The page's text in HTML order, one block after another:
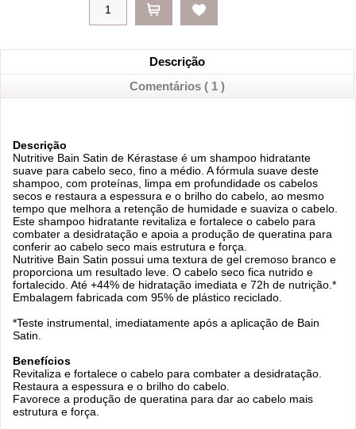
Descrição
Comentários ( 1 )
Descrição
Nutritive Bain Satin de Kérastase é um shampoo hidratante
suave para cabelo seco, fino a médio. A fórmula suave deste
shampoo, com proteínas, limpa em profundidade os cabelos
secos e restaura a espessura e o brilho do cabelo, ao mesmo
tempo que melhora a retenção de humidade e suaviza o cabelo.
Este shampoo hidratante revitaliza e fortalece o cabelo para
combater a desidratação e apoia a produção de queratina para
conferir ao cabelo seco mais estrutura e força.
Nutritive Bain Satin possui uma textura de gel cremoso branco e
proporciona um resultado leve. O cabelo seco fica nutrido e
fortalecido. Até +44% de hidratação imediata e 72h de nutrição.*
Embalagem fabricada com 95% de plástico reciclado.
*Teste instrumental, imediatamente após a aplicação de Bain
Satin.
Benefícios
Revitaliza e fortalece o cabelo para combater a desidratação.
Restaura a espessura e o brilho do cabelo.
Favorece a produção de queratina para dar ao cabelo mais
estrutura e força.